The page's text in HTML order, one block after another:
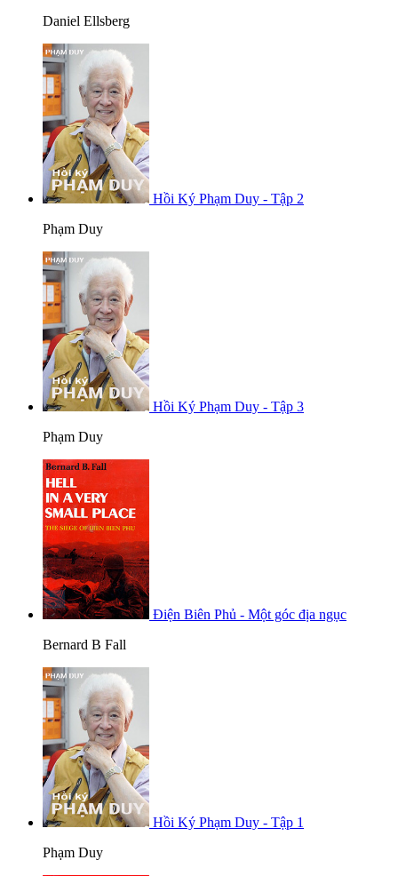
Daniel Ellsberg
Hồi Ký Phạm Duy - Tập 2
Phạm Duy
Hồi Ký Phạm Duy - Tập 3
Phạm Duy
Điện Biên Phủ - Một góc địa ngục
Bernard B Fall
Hồi Ký Phạm Duy - Tập 1
Phạm Duy